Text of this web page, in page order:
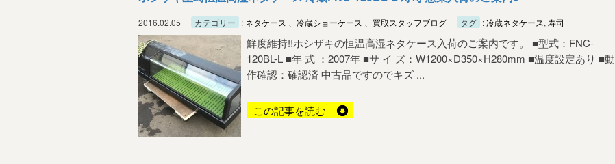
2016.02.05 カテゴリー : ネタケース 冷蔵ショーケース 買取スタッフブログ タグ :冷蔵ネタケース, 寿司
鮮度維持!!ホシザキの恒温高湿ネタケース入荷のご案内です。 ■型式：FNC-
120BL-L ■年 式 ：2007年 ■サ イ ズ：W1200×D350×H280mm ■温度設定あり ■動
作確認：確認済 中古品ですのでキズ ...
この記事を読む